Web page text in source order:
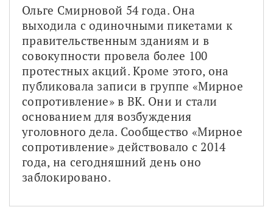
Ольге Смирновой 54 года. Она
выходила с одиночными пикетами к
правительственным зданиям и в
совокупности провела более 100
протестных акций. Кроме этого, она
публиковала записи в группе «Мирное
сопротивление» в ВК. Они и стали
основанием для возбуждения
уголовного дела. Сообщество «Мирное
сопротивление» действовало с 2014
года, на сегодняшний день оно
заблокировано.